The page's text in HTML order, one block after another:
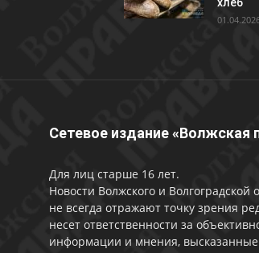
Сетевое издание «Волжская
Для лиц старше 16 лет.
Новости Волжского и
не всегда отражают точку зрения
несет ответственности за
информации и мнения,